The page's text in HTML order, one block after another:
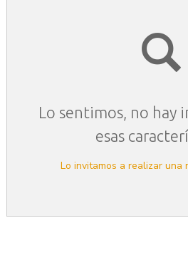
Lo sentimos, no hay
esas
Lo invitamos a realizar una